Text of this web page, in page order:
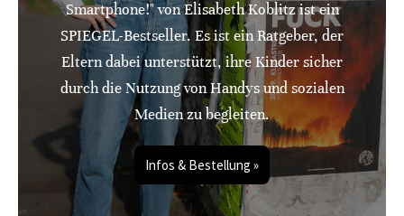
Smartphone!" von Elisabeth Koblitz ist ein
SPIEGEL-Bestseller. Es ist ein Ratgeber, der
Eltern dabei unterstützt, ihre Kinder sicher
durch die Nutzung von Handys und sozialen
Medien zu begleiten.
Infos & Bestellung »